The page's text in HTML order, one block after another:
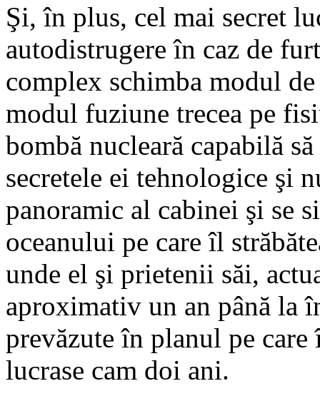
Şi, în plus, cel mai secret
autodistrugere în caz de
complex schimba modul
modul fuziune trecea pe
bombă nucleară capabilă
secretele ei tehnologice şi
panoramic al cabinei şi se
oceanului pe care îl
unde el şi prietenii săi,
aproximativ un an până la
prevăzute în planul pe
lucrase cam doi ani.